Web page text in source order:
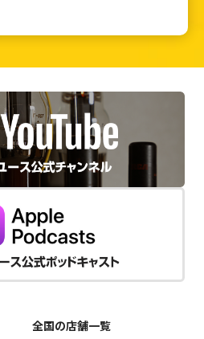
全国の店舗一覧